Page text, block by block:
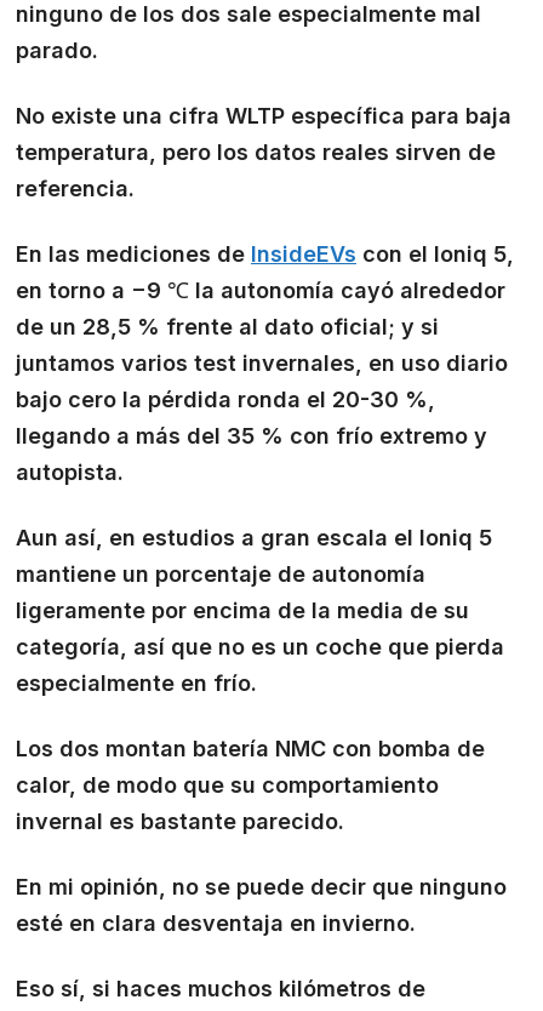
ninguno de los dos sale especialmente mal
parado.
No existe una cifra WLTP específica para baja
temperatura, pero los datos reales sirven de
referencia.
En las mediciones de InsideEVs con el Ioniq 5,
en torno a −9 ℃ la autonomía cayó alrededor
de un 28,5 % frente al dato oficial; y si
juntamos varios test invernales, en uso diario
bajo cero la pérdida ronda el 20-30 %,
llegando a más del 35 % con frío extremo y
autopista.
Aun así, en estudios a gran escala el Ioniq 5
mantiene un porcentaje de autonomía
ligeramente por encima de la media de su
categoría, así que no es un coche que pierda
especialmente en frío.
Los dos montan batería NMC con bomba de
calor, de modo que su comportamiento
invernal es bastante parecido.
En mi opinión, no se puede decir que ninguno
esté en clara desventaja en invierno.
Eso sí, si haces muchos kilómetros de